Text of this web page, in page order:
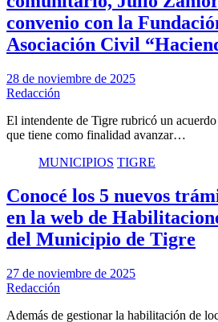
convenio con la
Asociación Civil
28 de noviembre de 2025
Redacción
El intendente de Tigre rubricó un
que tiene como finalidad avanzar…
MUNICIPIOS TIGRE
Conocé los 5 nuevos
en la web de
del Municipio de Tigre
27 de noviembre de 2025
Redacción
Además de gestionar la habilitación de